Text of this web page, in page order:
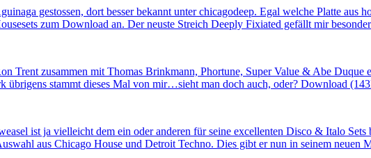
gestossen, dort besser bekannt unter chicagodeep. Egal welche Platte
zum Download an. Der neuste Streich Deeply Fixiated gefällt mir
Trent zusammen mit Thomas Brinkmann, Phortune, Super Value & Abe Duque
stammt dieses Mal von mir…sieht man doch auch, oder? Download
ist ja vielleicht dem ein oder anderen für seine excellenten Disco & Italo Sets
aus Chicago House und Detroit Techno. Dies gibt er nun in seinem